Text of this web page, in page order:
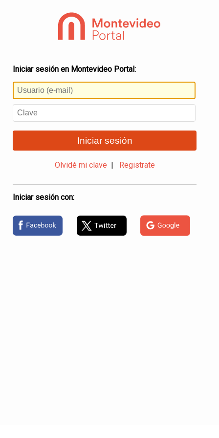
Iniciar sesión en Montevideo Portal:
Iniciar sesión
Olvidé mi clave Registrate
Iniciar sesión con: